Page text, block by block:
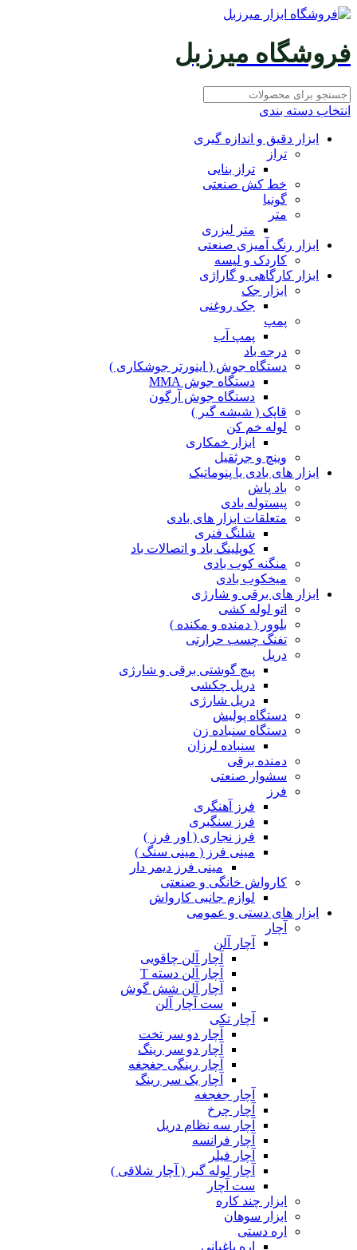
فروشگاه میرزبل
انتخاب دسته بندی
ابزار دقیق و اندازه گیری
تراز
تراز بنایی
خط کش صنعتی
گونیا
متر
متر لیزری
ابزار رنگ آمیزی صنعتی
کاردک و لیسه
ابزار کارگاهی و گاراژی
ابزار جک
جک روغنی
پمپ
پمپ آب
درجه باد
دستگاه جوش ( اینورتر جوشکاری )
دستگاه جوش MMA
دستگاه جوش آرگون
قاپک ( شیشه گیر )
لوله خم کن
ابزار خمکاری
وینچ و جرثقیل
ابزار های بادی یا پنوماتیک
باد پاش
پیستوله بادی
متعلقات ابزار های بادی
شلنگ فنری
کوپلینگ باد و اتصالات باد
منگنه کوب بادی
میخکوب بادی
ابزار های برقی و شارژی
اتو لوله کشی
بلوور ( دمنده و مکنده )
تفنگ چسب حرارتی
دریل
پیچ گوشتی برقی و شارژی
دریل چکشی
دریل شارژی
دستگاه پولیش
دستگاه سنباده زن
سنباده لرزان
دمنده برقی
سشوار صنعتی
فرز
فرز آهنگری
فرز سنگبری
فرز نجاری ( اور فرز )
مینی فرز ( مینی سنگ )
مینی فرز دیمر دار
کارواش خانگی و صنعتی
لوازم جانبی کارواش
ابزار های دستی و عمومی
آچار
آچار آلن
آچار آلن چاقویی
آچار آلن دسته T
آچار آلن شش گوش
ست آچار آلن
آچار تکی
آچار دو سر تخت
آچار دو سر رینگ
آچار رینگی جغجغه
آچار یک سر رینگ
آچار جغجغه
آچار چرخ
آچار سه نظام دریل
آچار فرانسه
آچار فیلر
آچار لوله گیر ( آچار شلاقی )
ست آچار
ابزار چند کاره
ابزار سوهان
اره دستی
اره باغبانی